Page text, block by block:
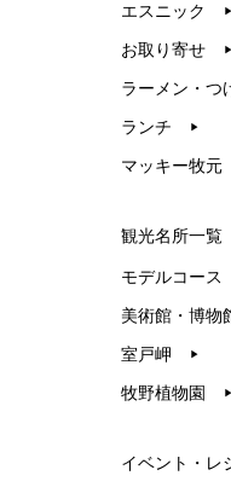
エスニック ▶︎
お取り寄せ ▶︎
ラーメン・つ
ランチ ▶︎
マッキー牧元
観光名所一覧
モデルコース
美術館・博物
室戸岬 ▶︎
牧野植物園 ▶︎
イベント・レ